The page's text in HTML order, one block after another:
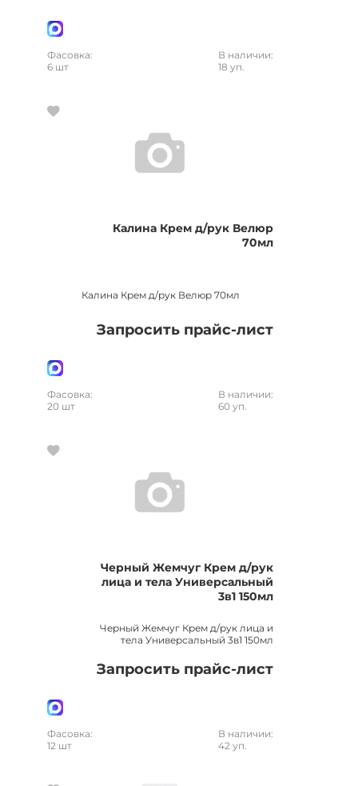
Фасовка:
6 шт
В наличии:
18 уп.
Калина Крем д/рук Велюр
70мл
Калина Крем д/рук Велюр 70мл
Запросить прайс-лист
Фасовка:
20 шт
В наличии:
60 уп.
Черный Жемчуг Крем д/рук
лица и тела Универсальный
3в1 150мл
Черный Жемчуг Крем д/рук лица и
тела Универсальный 3в1 150мл
Запросить прайс-лист
Фасовка:
12 шт
В наличии:
42 уп.